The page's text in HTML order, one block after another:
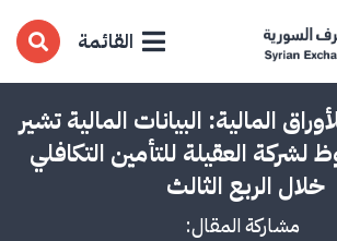
القائمة
المالية: البيانات المالية تشير
لشركة العقيلة للتأمين التكافلي
خلال الربع الثالث
مشاركة المقال: